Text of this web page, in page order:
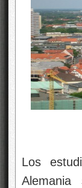
Los
Alemania